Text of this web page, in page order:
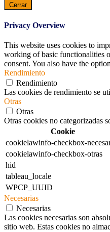
Cerrar
Privacy Overview
This website uses cookies to
working of basic functionalities
consent. You also have the
Rendimiento
Rendimiento
Las cookies de rendimiento se
Otras
Otras
Otras cookies no categorizadas
Cookie
cookielawinfo-checkbox-
cookielawinfo-checkbox-otras
hid
tableau_locale
WPCP_UUID
Necesarias
Necesarias
Las cookies necesarias son
sitio web. Estas cookies no